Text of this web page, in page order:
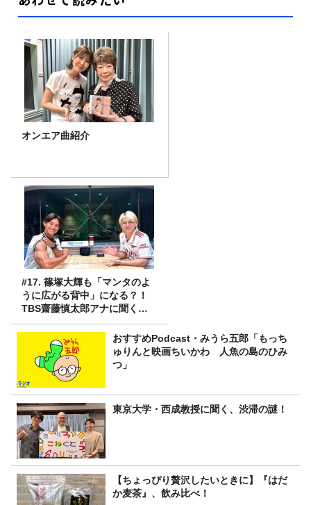
オンエア曲紹介
#17. 篠塚大輝も「マンタのよ
うに広がる背中」になる？！
TBS齋藤慎太郎アナに聞くメ
ンズフィジークの魅力！！
おすすめPodcast・みうら五郎「もっち
ゅりんと映画ちいかわ 人魚の島のひみ
つ」
東京大学・西成教授に聞く、渋滞の謎！
【ちょっぴり贅沢したいときに】『はだ
か麦茶』、飲み比べ！